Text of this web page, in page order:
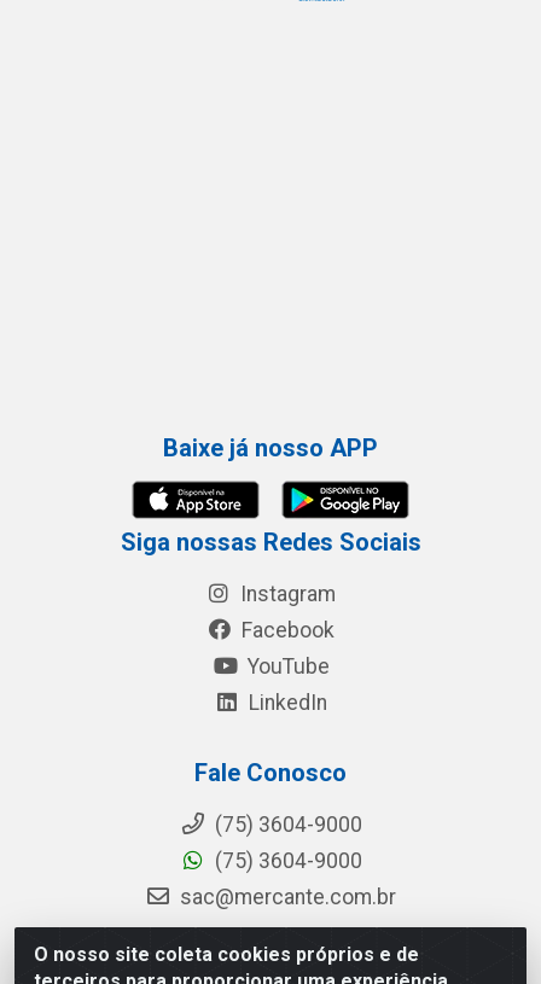
O nosso site coleta cookies próprios e de
Baixe já nosso APP
Siga nossas Redes Sociais
Instagram
Facebook
YouTube
LinkedIn
Fale Conosco
(75) 3604-9000
(75) 3604-9000
sac@mercante.com.br